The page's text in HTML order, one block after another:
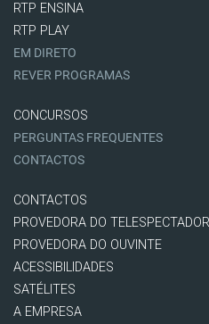
RTP ENSINA
RTP PLAY
EM DIRETO
REVER PROGRAMAS
CONCURSOS
PERGUNTAS FREQUENTES
CONTACTOS
CONTACTOS
PROVEDORA DO TELESPECTADOR
PROVEDORA DO OUVINTE
ACESSIBILIDADES
SATÉLITES
A EMPRESA